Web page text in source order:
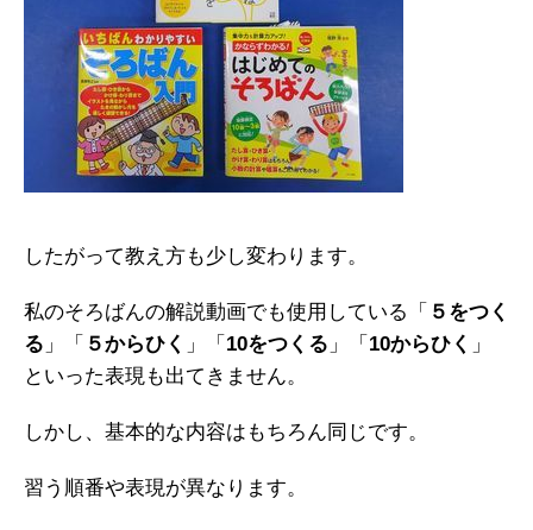
したがって教え方も少し変わります。
私のそろばんの解説動画でも使用している「 ５をつく
る 」「 ５からひく 」「 10をつくる 」「 10からひく 」
といった表現も出てきません。
しかし、基本的な内容はもちろん同じです。
習う順番や表現が異なります。